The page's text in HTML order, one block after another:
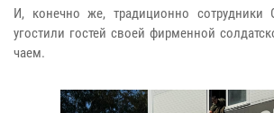
И, конечно же, традиционно сотрудники
угостили гостей своей фирменной
чаем.